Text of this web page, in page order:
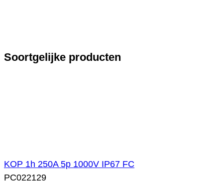
Soortgelijke producten
KOP 1h 250A 5p 1000V IP67 FC
PC022129